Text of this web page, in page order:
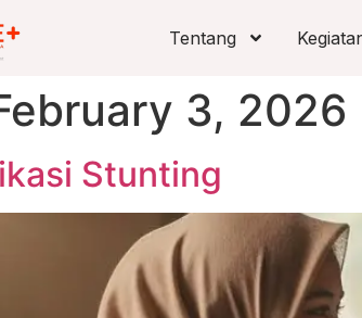
Tentang
3, 2026
Stunting